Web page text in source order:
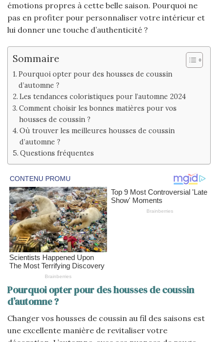
émotions propres à cette belle saison. Pourquoi ne
pas en profiter pour personnaliser votre intérieur et
lui donner une touche d’authenticité ?
Sommaire
Pourquoi opter pour des housses de coussin
d’automne ?
Les tendances coloristiques pour l’automne 2024
Comment choisir les bonnes matières pour vos
housses de coussin ?
Où trouver les meilleures housses de coussin
d’automne ?
Questions fréquentes
Pourquoi opter pour des housses de coussin
d’automne ?
Changer vos housses de coussin au fil des saisons est
une excellente manière de revitaliser votre